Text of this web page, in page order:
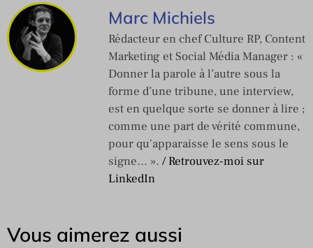
Marc Michiels
Rédacteur en chef Culture RP, Content
Marketing et Social Média Manager : «
Donner la parole à l’autre sous la
forme d’une tribune, une interview,
est en quelque sorte se donner à lire ;
comme une part de vérité commune,
pour qu'apparaisse le sens sous le
signe… ». / Retrouvez-moi sur
LinkedIn
Vous aimerez aussi